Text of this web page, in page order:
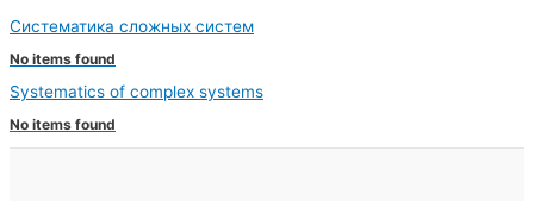
Систематика сложных систем
No items found
Systematics of complex systems
No items found